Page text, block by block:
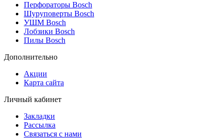
Перфораторы Bosch
Шуруповерты Bosch
УШМ Bosch
Лобзики Bosch
Пилы Bosch
Дополнительно
Акции
Карта сайта
Личный кабинет
Закладки
Рассылка
Связаться с нами